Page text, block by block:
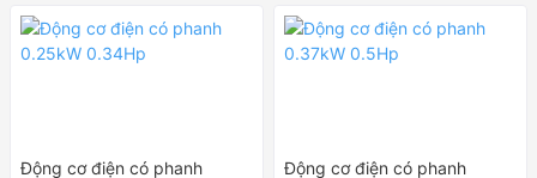
Động cơ điện có phanh Động cơ điện có phanh